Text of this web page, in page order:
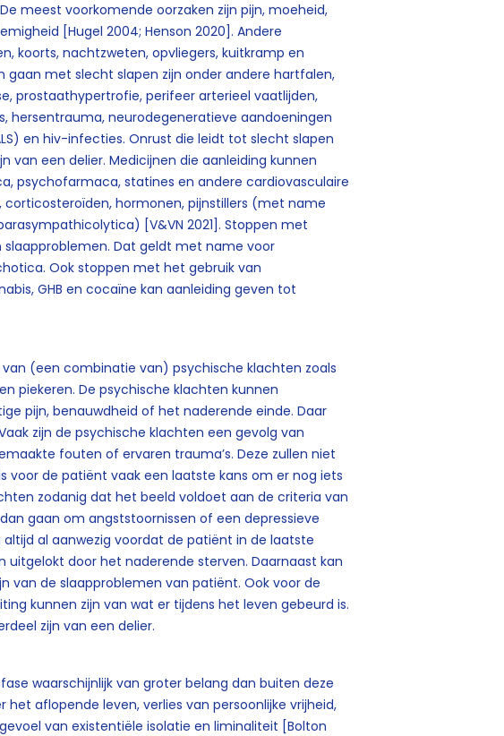
meest voorkomende oorzaken zijn pijn, moeheid,
[Hugel 2004; Henson 2020]. Andere
koorts, nachtzweten, opvliegers, kuitkramp en
gaan met slecht slapen zijn onder andere hartfalen,
prostaathypertrofie, perifeer arterieel vaatlijden,
hersentrauma, neurodegeneratieve aandoeningen
en hiv-infecties. Onrust die leidt tot slecht slapen
van een delier. Medicijnen die aanleiding kunnen
psychofarmaca, statines en andere cardiovasculaire
hormonen, pijnstillers (met name
[V&VN 2021]. Stoppen met
Dat geldt met name voor
Ook stoppen met het gebruik van
GHB en cocaïne kan aanleiding geven tot
(een combinatie van) psychische klachten zoals
piekeren. De psychische klachten kunnen
pijn, benauwdheid of het naderende einde. Daar
zijn de psychische klachten een gevolg van
fouten of ervaren trauma’s. Deze zullen niet
voor de patiënt vaak een laatste kans om er nog iets
zodanig dat het beeld voldoet aan de criteria van
gaan om angststoornissen of een depressieve
al aanwezig voordat de patiënt in de laatste
uitgelokt door het naderende sterven. Daarnaast kan
van de slaapproblemen van patiënt. Ook voor de
kunnen zijn van wat er tijdens het leven gebeurd is.
zijn van een delier.
waarschijnlijk van groter belang dan buiten deze
aflopende leven, verlies van persoonlijke vrijheid,
van existentiële isolatie en liminaliteit [Bolton